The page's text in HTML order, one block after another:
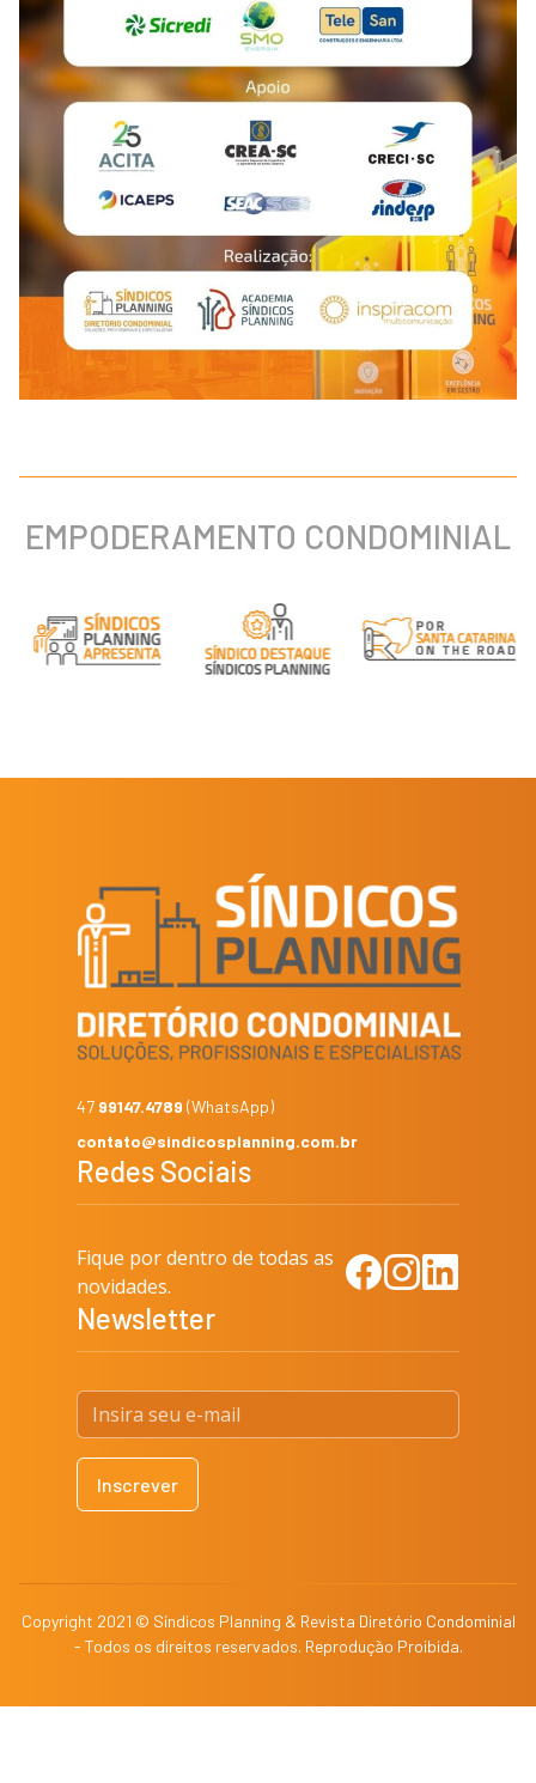
EMPODERAMENTO CONDOMINIAL
47 99147.4789 (WhatsApp)
contato@sindicosplanning.com.br
Redes Sociais
Fique por dentro de todas as
novidades.
FacebookInstagram
LinkedIn
Newsletter
Copyright 2021 © Síndicos Planning & Revista Diretório Condominial
- Todos os direitos reservados. Reprodução Proibida.